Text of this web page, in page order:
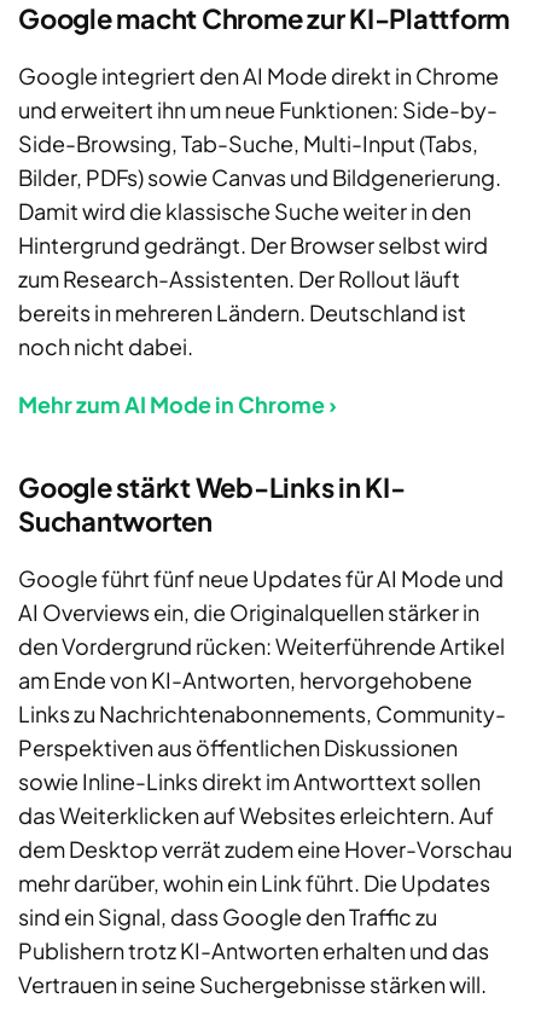
Google macht Chrome zur KI-Plattform
Google integriert den AI Mode direkt in Chrome
und erweitert ihn um neue Funktionen: Side-by-
Side-Browsing, Tab-Suche, Multi-Input (Tabs,
Bilder, PDFs) sowie Canvas und Bildgenerierung.
Damit wird die klassische Suche weiter in den
Hintergrund gedrängt. Der Browser selbst wird
zum Research-Assistenten. Der Rollout läuft
bereits in mehreren Ländern. Deutschland ist
noch nicht dabei.
Mehr zum AI Mode in Chrome ›
Google stärkt Web-Links in KI-
Suchantworten
Google führt fünf neue Updates für AI Mode und
AI Overviews ein, die Originalquellen stärker in
den Vordergrund rücken: Weiterführende Artikel
am Ende von KI-Antworten, hervorgehobene
Links zu Nachrichtenabonnements, Community-
Perspektiven aus öffentlichen Diskussionen
sowie Inline-Links direkt im Antworttext sollen
das Weiterklicken auf Websites erleichtern. Auf
dem Desktop verrät zudem eine Hover-Vorschau
mehr darüber, wohin ein Link führt. Die Updates
sind ein Signal, dass Google den Traffic zu
Publishern trotz KI-Antworten erhalten und das
Vertrauen in seine Suchergebnisse stärken will.